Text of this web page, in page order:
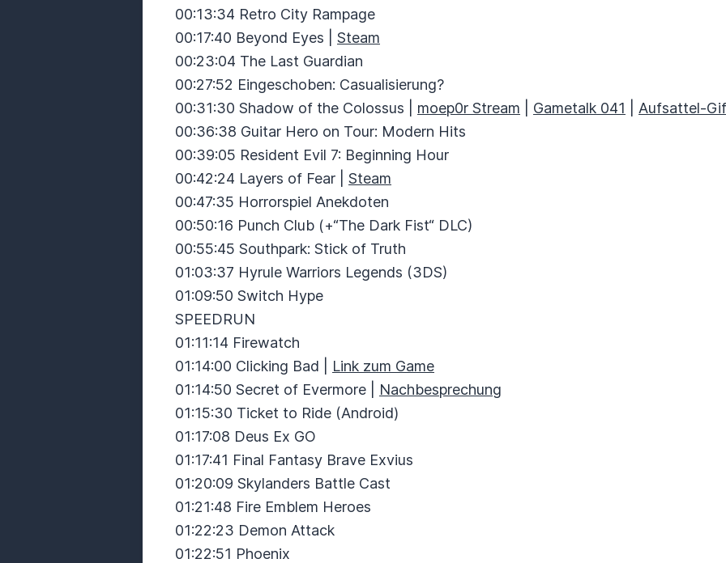
00:13:34 Retro City Rampage
00:17:40 Beyond Eyes | Steam
00:23:04 The Last Guardian
00:27:52 Eingeschoben: Casualisierung?
00:31:30 Shadow of the Colossus | moep0r Stream Gametalk 041
Aufsattel-Gif
00:36:38 Guitar Hero on Tour: Modern Hits
00:39:05 Resident Evil 7: Beginning Hour
00:42:24 Layers of Fear | Steam
00:47:35 Horrorspiel Anekdoten
00:50:16 Punch Club (+“The Dark Fist“ DLC)
00:55:45 Southpark: Stick of Truth
01:03:37 Hyrule Warriors Legends (3DS)
01:09:50 Switch Hype
SPEEDRUN
01:11:14 Firewatch
01:14:00 Clicking Bad | Link zum Game
01:14:50 Secret of Evermore | Nachbesprechung
01:15:30 Ticket to Ride (Android)
01:17:08 Deus Ex GO
01:17:41 Final Fantasy Brave Exvius
01:20:09 Skylanders Battle Cast
01:21:48 Fire Emblem Heroes
01:22:23 Demon Attack
01:22:51 Phoenix